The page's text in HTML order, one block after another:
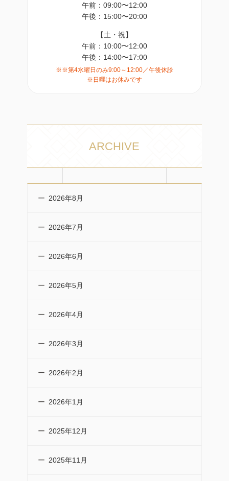
午前：09:00〜12:00
午後：15:00〜20:00
【土・祝】
午前：10:00〜12:00
午後：14:00〜17:00
※※第4水曜日のみ9:00～12:00／午後休診
※日曜はお休みです
ARCHIVE
2026年8月
2026年7月
2026年6月
2026年5月
2026年4月
2026年3月
2026年2月
2026年1月
2025年12月
2025年11月